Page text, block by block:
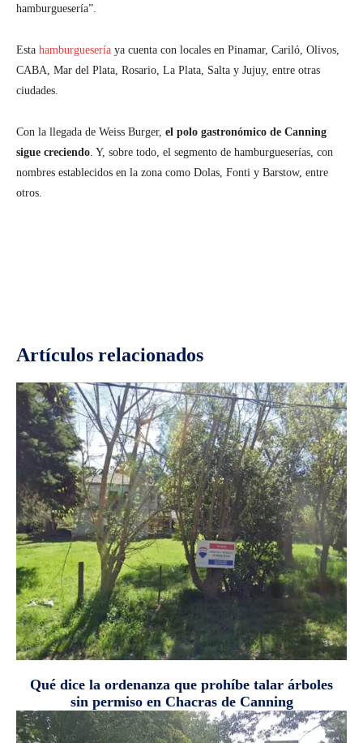
hamburguesería”.
Esta hamburguesería ya cuenta con locales en Pinamar, Cariló, Olivos,
CABA, Mar del Plata, Rosario, La Plata, Salta y Jujuy, entre otras
ciudades.
Con la llegada de Weiss Burger, el polo gastronómico de Canning
sigue creciendo . Y, sobre todo, el segmento de hamburgueserías, con
nombres establecidos en la zona como Dolas, Fonti y Barstow, entre
otros.
Artículos relacionados
Qué dice la ordenanza que prohíbe talar árboles
sin permiso en Chacras de Canning